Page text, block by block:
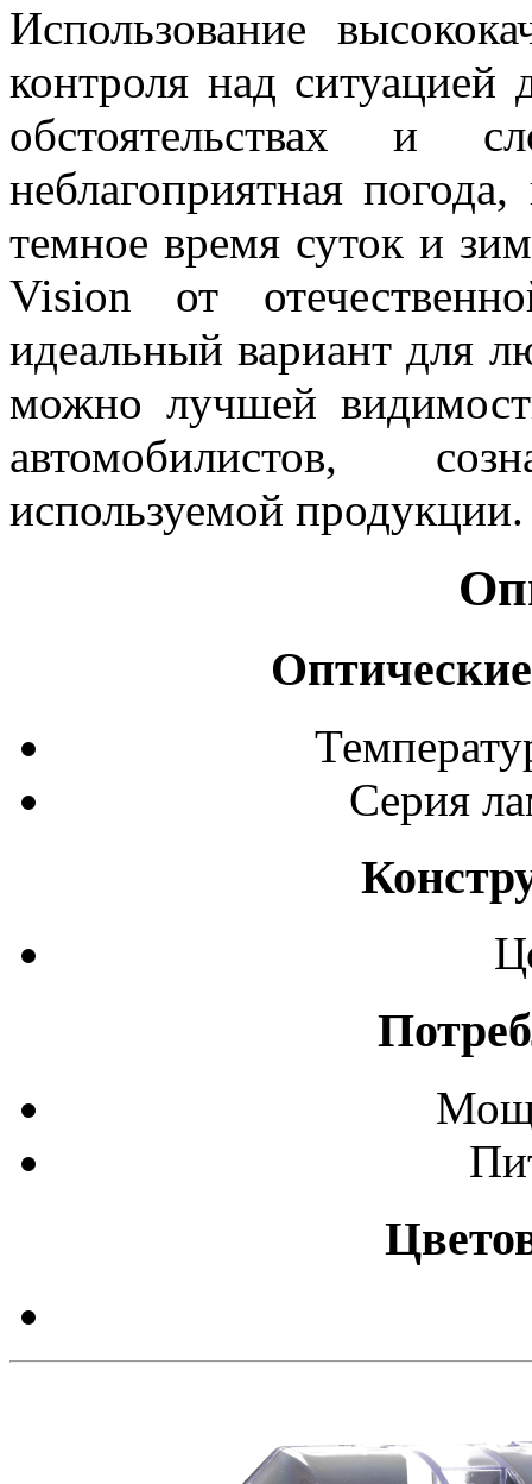
Использование
контроля над ситуацией
обстоятельствах и
неблагоприятная
темное время суток и
Vision от
идеальный вариант для
можно лучшей
автомобилистов,
используемой продукции.
Серия